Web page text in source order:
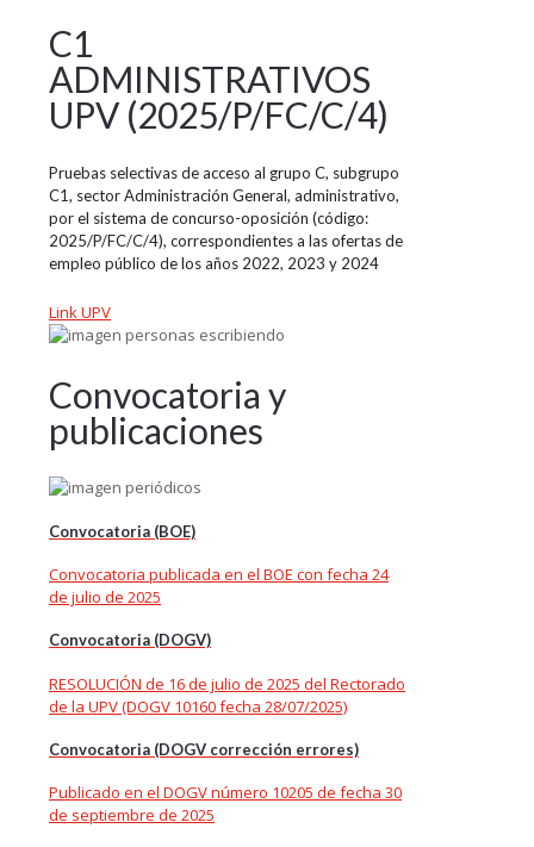
C1
ADMINISTRATIVOS
UPV (2025/P/FC/C/4)
Pruebas selectivas de acceso al grupo C, subgrupo
C1, sector Administración General, administrativo,
por el sistema de concurso-oposición (código:
2025/P/FC/C/4), correspondientes a las ofertas de
empleo público de los años 2022, 2023 y 2024
Link UPV
Convocatoria y
publicaciones
Convocatoria (BOE)
Convocatoria publicada en el BOE con fecha 24
de julio de 2025
Convocatoria (DOGV)
RESOLUCIÓN de 16 de julio de 2025 del Rectorado
de la UPV (DOGV 10160 fecha 28/07/2025)
Convocatoria (DOGV corrección errores)
Publicado en el DOGV número 10205 de fecha 30
de septiembre de 2025